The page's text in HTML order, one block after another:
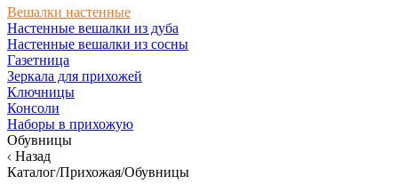
Вешалки настенные
Настенные вешалки из дуба
Настенные вешалки из сосны
Газетница
Зеркала для прихожей
Ключницы
Консоли
Наборы в прихожую
Обувницы
Назад
Каталог/Прихожая/Обувницы